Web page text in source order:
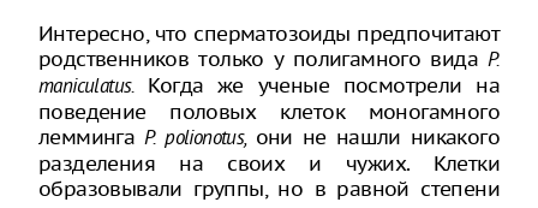
Интересно, что сперматозоиды предпочитают
родственников только у полигамного видаP.
maniculatus. Когда же ученые посмотрели на
поведение половых клеток моногамного
лемминга P. polionotus, они не нашли никакого
разделения на своих и чужих. Клетки
образовывали группы, но в равной степени